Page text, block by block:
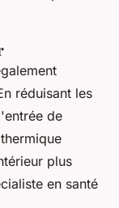
réduisant les
de
plus
en santé